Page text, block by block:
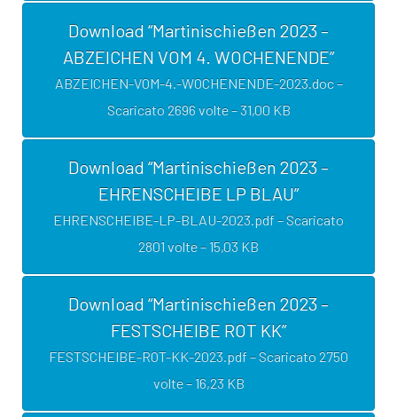
Download “Martinischießen 2023 –
ABZEICHEN VOM 4. WOCHENENDE”
ABZEICHEN-VOM-4.-WOCHENENDE-2023.doc –
Scaricato 2696 volte – 31,00 KB
Download “Martinischießen 2023 –
EHRENSCHEIBE LP BLAU”
EHRENSCHEIBE-LP-BLAU-2023.pdf – Scaricato
2801 volte – 15,03 KB
Download “Martinischießen 2023 –
FESTSCHEIBE ROT KK”
FESTSCHEIBE-ROT-KK-2023.pdf – Scaricato 2750
volte – 16,23 KB